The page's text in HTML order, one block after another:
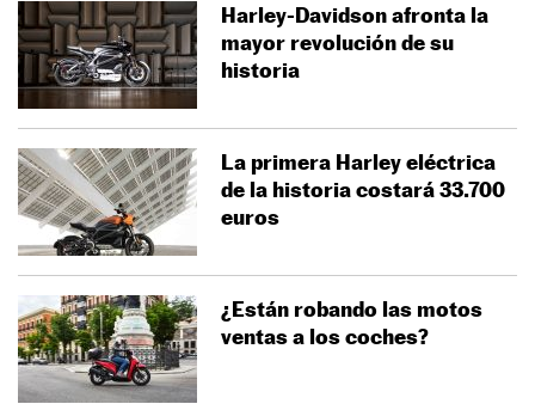
Harley-Davidson afronta la
mayor revolución de su
historia
La primera Harley eléctrica
de la historia costará 33.700
euros
¿Están robando las motos
ventas a los coches?